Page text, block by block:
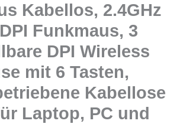
Kabellos, 2.4GHz
Funkmaus, 3
DPI Wireless
mit 6 Tasten,
Kabellose
Laptop, PC und